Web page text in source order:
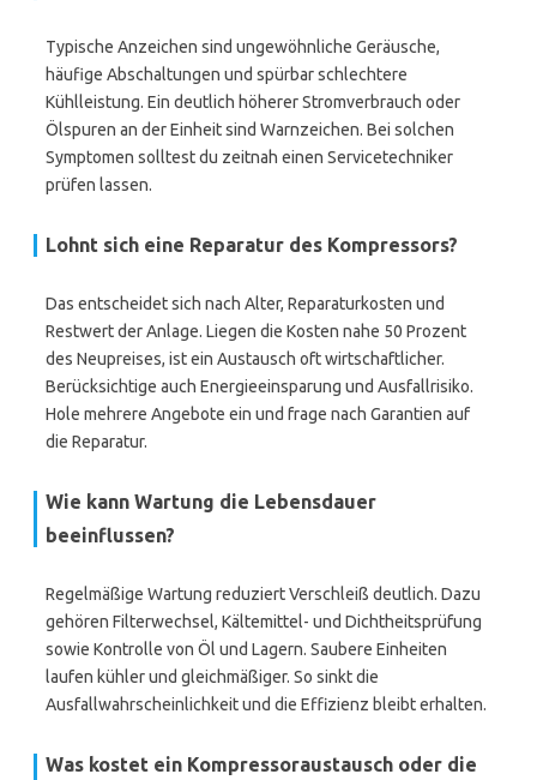
Typische Anzeichen sind ungewöhnliche Geräusche,
häufige Abschaltungen und spürbar schlechtere
Kühlleistung. Ein deutlich höherer Stromverbrauch oder
Ölspuren an der Einheit sind Warnzeichen. Bei solchen
Symptomen solltest du zeitnah einen Servicetechniker
prüfen lassen.
Lohnt sich eine Reparatur des Kompressors?
Das entscheidet sich nach Alter, Reparaturkosten und
Restwert der Anlage. Liegen die Kosten nahe 50 Prozent
des Neupreises, ist ein Austausch oft wirtschaftlicher.
Berücksichtige auch Energieeinsparung und Ausfallrisiko.
Hole mehrere Angebote ein und frage nach Garantien auf
die Reparatur.
Wie kann Wartung die Lebensdauer
beeinflussen?
Regelmäßige Wartung reduziert Verschleiß deutlich. Dazu
gehören Filterwechsel, Kältemittel- und Dichtheitsprüfung
sowie Kontrolle von Öl und Lagern. Saubere Einheiten
laufen kühler und gleichmäßiger. So sinkt die
Ausfallwahrscheinlichkeit und die Effizienz bleibt erhalten.
Was kostet ein Kompressoraustausch oder die